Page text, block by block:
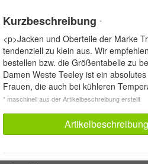
Kurzbeschreibung *
<p>Jacken und Oberteile der Marke
tendenziell zu klein aus. Wir
bestellen bzw. die Größentabelle zu
Damen Weste Teeley ist ein
Frauen, die auch bei kühleren
* maschinell aus der Artikelbeschreibung erstellt